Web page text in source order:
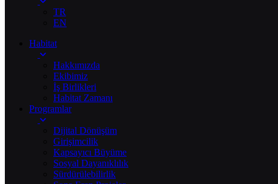
TR
EN
Habitat
Hakkımızda
Ekibimiz
İş Birlikleri
Habitat Zamanı
Programlar
Dijital Dönüşüm
Girişimcilik
Kapsayıcı Büyüme
Sosyal Dayanıklılık
Sürdürülebilirlik